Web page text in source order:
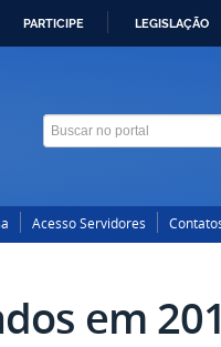
PARTICIPE LEGISLAÇÃO
Acesso Servidores
em